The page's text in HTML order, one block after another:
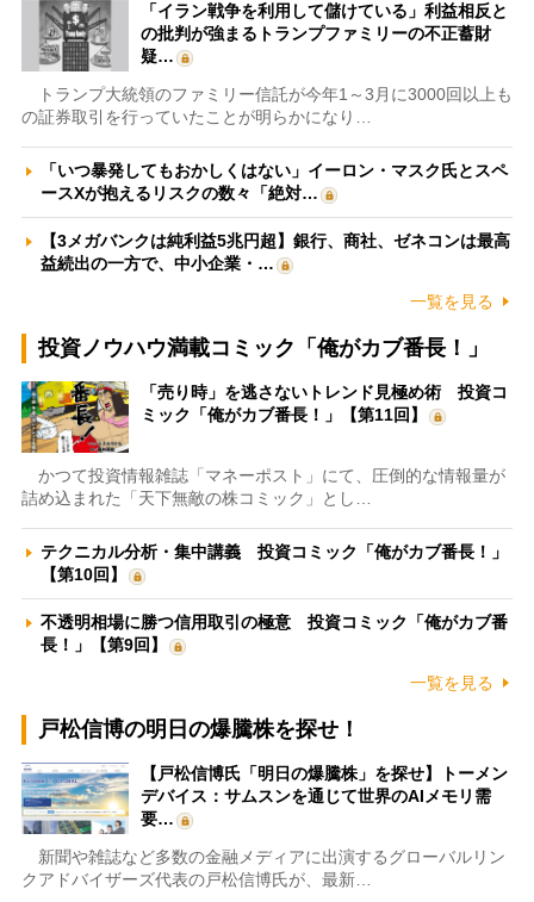
「イラン戦争を利用して儲けている」利益相反と
の批判が強まるトランプファミリーの不正蓄財
疑…
トランプ大統領のファミリー信託が今年1～3月に3000回以上も
の証券取引を行っていたことが明らかになり…
「いつ暴発してもおかしくはない」イーロン・マスク氏とスペ
ースXが抱えるリスクの数々「絶対…
【3メガバンクは純利益5兆円超】銀行、商社、ゼネコンは最高
益続出の一方で、中小企業・…
一覧を見る
投資ノウハウ満載コミック「俺がカブ番長！」
「売り時」を逃さないトレンド見極め術 投資コ
ミック「俺がカブ番長！」【第11回】
かつて投資情報雑誌「マネーポスト」にて、圧倒的な情報量が
詰め込まれた「天下無敵の株コミック」とし…
テクニカル分析・集中講義 投資コミック「俺がカブ番長！」
【第10回】
不透明相場に勝つ信用取引の極意 投資コミック「俺がカブ番
長！」【第9回】
一覧を見る
戸松信博の明日の爆騰株を探せ！
【戸松信博氏「明日の爆騰株」を探せ】トーメン
デバイス：サムスンを通じて世界のAIメモリ需
要…
新聞や雑誌など多数の金融メディアに出演するグローバルリン
クアドバイザーズ代表の戸松信博氏が、最新…